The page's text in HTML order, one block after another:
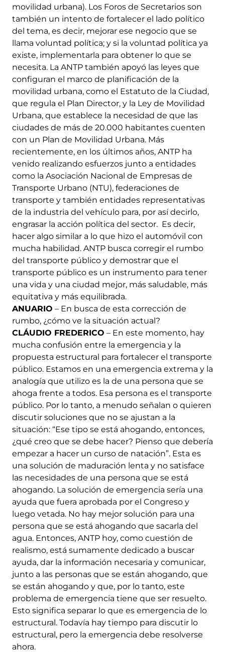
movilidad urbana). Los Foros de Secretarios son
también un intento de fortalecer el lado político
del tema, es decir, mejorar ese negocio que se
llama voluntad política; y si la voluntad política ya
existe, implementarla para obtener lo que se
necesita. La ANTP también apoyó las leyes que
configuran el marco de planificación de la
movilidad urbana, como el Estatuto de la Ciudad,
que regula el Plan Director, y la Ley de Movilidad
Urbana, que establece la necesidad de que las
ciudades de más de 20.000 habitantes cuenten
con un Plan de Movilidad Urbana. Más
recientemente, en los últimos años, ANTP ha
venido realizando esfuerzos junto a entidades
como la Asociación Nacional de Empresas de
Transporte Urbano (NTU), federaciones de
transporte y también entidades representativas
de la industria del vehículo para, por así decirlo,
engrasar la acción política del sector. Es decir,
hacer algo similar a lo que hizo el automóvil con
mucha habilidad. ANTP busca corregir el rumbo
del transporte público y demostrar que el
transporte público es un instrumento para tener
una vida y una ciudad mejor, más saludable, más
equitativa y más equilibrada.
ANUARIO – En busca de esta corrección de
rumbo, ¿cómo ve la situación actual?
CLÁUDIO FREDERICO – En este momento, hay
mucha confusión entre la emergencia y la
propuesta estructural para fortalecer el transporte
público. Estamos en una emergencia extrema y la
analogía que utilizo es la de una persona que se
ahoga frente a todos. Esa persona es el transporte
público. Por lo tanto, a menudo señalan o quieren
discutir soluciones que no se ajustan a la
situación: “Ese tipo se está ahogando, entonces,
¿qué creo que se debe hacer? Pienso que debería
empezar a hacer un curso de natación”. Esta es
una solución de maduración lenta y no satisface
las necesidades de una persona que se está
ahogando. La solución de emergencia sería una
ayuda que fuera aprobada por el Congreso y
luego vetada. No hay mejor solución para una
persona que se está ahogando que sacarla del
agua. Entonces, ANTP hoy, como cuestión de
realismo, está sumamente dedicado a buscar
ayuda, dar la información necesaria y comunicar,
junto a las personas que se están ahogando, que
se están ahogando y que, por lo tanto, este
problema de emergencia tiene que ser resuelto.
Esto significa separar lo que es emergencia de lo
estructural. Todavía hay tiempo para discutir lo
estructural, pero la emergencia debe resolverse
ahora.